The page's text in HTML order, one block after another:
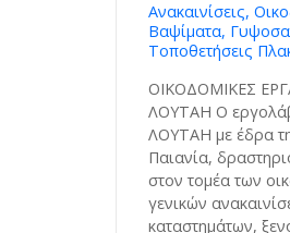
Ανακαινίσεις,
Βαψίματα,
Τοποθετήσεις
ΟΙΚΟΔΟΜΙΚΕΣ
ΛΟΥΤΑΗ Ο
ΛΟΥΤΑΗ με έδρα
Παιανία,
στον τομέα των
γενικών
καταστημάτων,